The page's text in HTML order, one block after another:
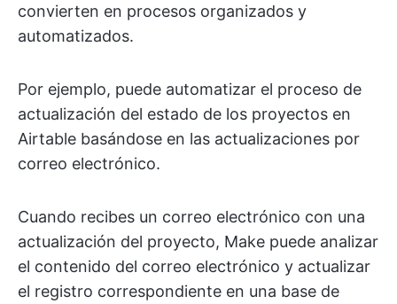
convierten en procesos organizados y
automatizados.
Por ejemplo, puede automatizar el proceso de
actualización del estado de los proyectos en
Airtable basándose en las actualizaciones por
correo electrónico.
Cuando recibes un correo electrónico con una
actualización del proyecto, Make puede analizar
el contenido del correo electrónico y actualizar
el registro correspondiente en una base de